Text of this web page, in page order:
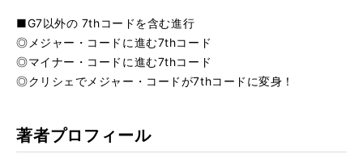
■G7以外の 7thコードを含む進行
◎メジャー・コードに進む7thコード
◎マイナー・コードに進む7thコード
◎クリシェでメジャー・コードが7thコードに変身！
著者プロフィール